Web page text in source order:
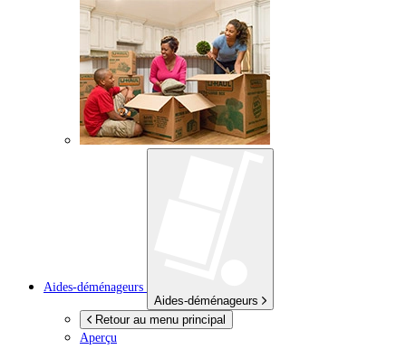
Aides-déménageurs
Aides-déménageurs
Retour au menu principal
Aperçu